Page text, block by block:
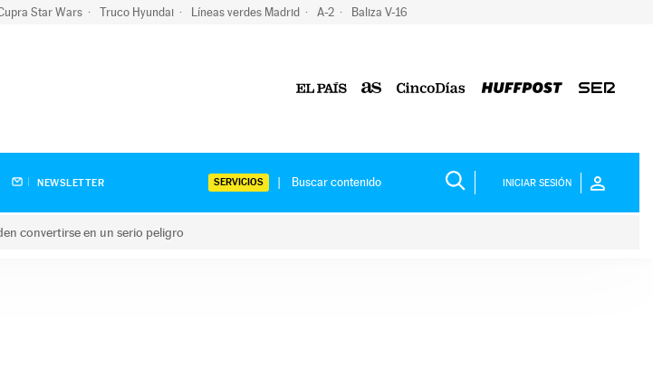
Star Wars Truco Hyundai Líneas verdes Madrid A-2 Baliza V-16
NEWSLETTER SERVICIOS INICIAR SESIÓN
convertirse en un serio peligro